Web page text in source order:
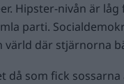
Hipster-nivån är
parti.
där stjärnorna
då som fick